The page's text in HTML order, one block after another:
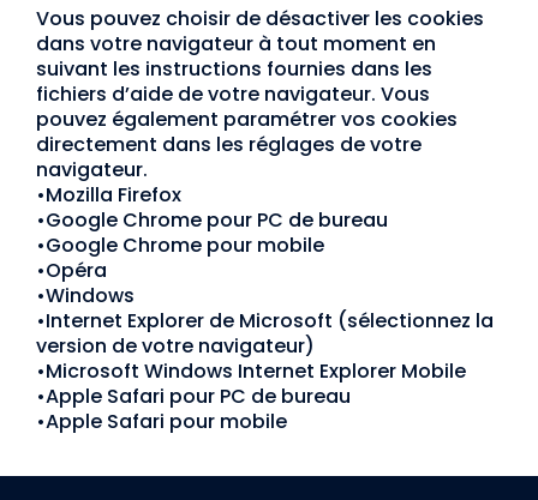
Vous pouvez choisir de désactiver les cookies
dans votre navigateur à tout moment en
suivant les instructions fournies dans les
fichiers d’aide de votre navigateur. Vous
pouvez également paramétrer vos cookies
directement dans les réglages de votre
navigateur.
•Mozilla Firefox
•Google Chrome pour PC de bureau
•Google Chrome pour mobile
•Opéra
•Windows
•Internet Explorer de Microsoft (sélectionnez la
version de votre navigateur)
•Microsoft Windows Internet Explorer Mobile
•Apple Safari pour PC de bureau
•Apple Safari pour mobile